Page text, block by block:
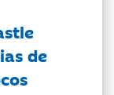
de